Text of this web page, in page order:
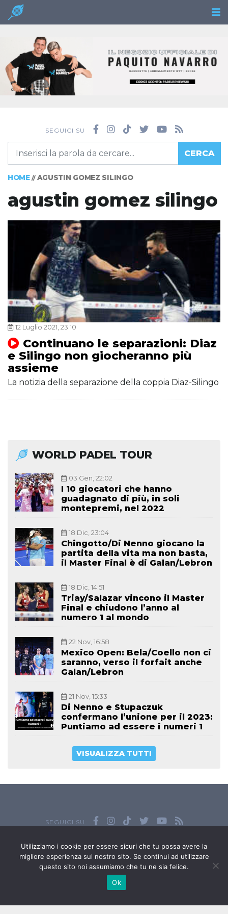
SEGUICI SU
CERCA
HOME// AGUSTIN GOMEZ SILINGO
agustin gomez silingo
12 Luglio 2021, 23:10
Continuano le separazioni: Diaz
e Silingo non giocheranno più
assieme
La notizia della separazione della coppia Diaz-Silingo
WORLD PADEL TOUR
03 Gen, 22:02
I 10 giocatori che hanno
guadagnato di più, in soli
montepremi, nel 2022
18 Dic, 23:04
Chingotto/Di Nenno giocano la
partita della vita ma non basta,
il Master Final è di Galan/Lebron
18 Dic, 14:51
Triay/Salazar vincono il Master
Final e chiudono l’anno al
numero 1 al mondo
22 Nov, 16:58
Mexico Open: Bela/Coello non ci
saranno, verso il forfait anche
Galan/Lebron
21 Nov, 15:33
Di Nenno e Stupaczuk
confermano l’unione per il 2023:
Puntiamo ad essere i numeri 1
VISUALIZZA TUTTI
SEGUICI SU
Tutte le foto presenti in questo sito sono riservate e protette da
copyright. Non è permesso il loro uso commerciale, no-profit o
governativo senza il permesso scritto di Padel Review.
// Sportando di
// P.I. 11965351007
Utilizziamo i cookie per essere sicuri che tu possa avere la
migliore esperienza sul nostro sito. Se continui ad utilizzare
questo sito noi assumiamo che tu ne sia felice.
Ok